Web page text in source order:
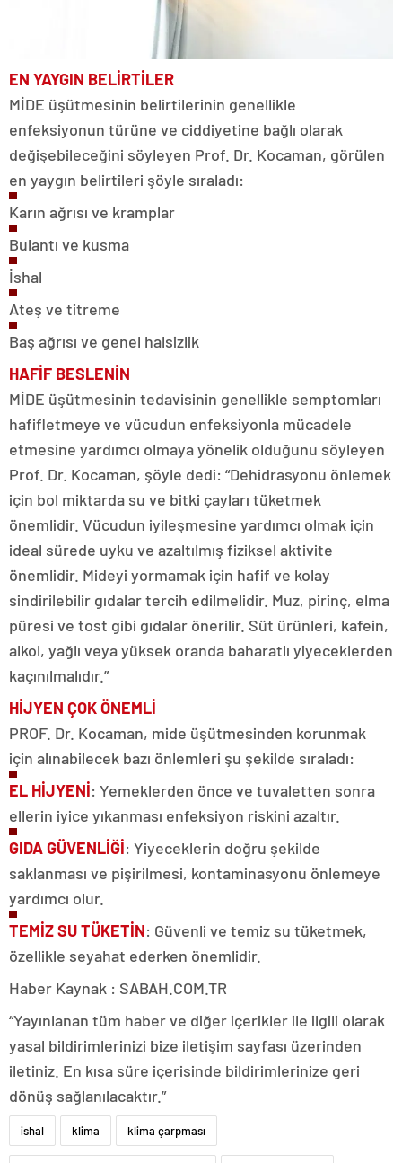
EN YAYGIN BELİRTİLER
MİDE üşütmesinin belirtilerinin genellikle
enfeksiyonun türüne ve ciddiyetine bağlı olarak
değişebileceğini söyleyen Prof. Dr. Kocaman, görülen
en yaygın belirtileri şöyle sıraladı:
Karın ağrısı ve kramplar
Bulantı ve kusma
İshal
Ateş ve titreme
Baş ağrısı ve genel halsizlik
HAFİF BESLENİN
MİDE üşütmesinin tedavisinin genellikle semptomları
hafifletmeye ve vücudun enfeksiyonla mücadele
etmesine yardımcı olmaya yönelik olduğunu söyleyen
Prof. Dr. Kocaman, şöyle dedi: “Dehidrasyonu önlemek
için bol miktarda su ve bitki çayları tüketmek
önemlidir. Vücudun iyileşmesine yardımcı olmak için
ideal sürede uyku ve azaltılmış fiziksel aktivite
önemlidir. Mideyi yormamak için hafif ve kolay
sindirilebilir gıdalar tercih edilmelidir. Muz, pirinç, elma
püresi ve tost gibi gıdalar önerilir. Süt ürünleri, kafein,
alkol, yağlı veya yüksek oranda baharatlı yiyeceklerden
kaçınılmalıdır.”
HİJYEN ÇOK ÖNEMLİ
PROF. Dr. Kocaman, mide üşütmesinden korunmak
için alınabilecek bazı önlemleri şu şekilde sıraladı:
EL HİJYENİ: Yemeklerden önce ve tuvaletten sonra
ellerin iyice yıkanması enfeksiyon riskini azaltır.
GIDAGÜVENLİĞİ: Yiyeceklerin doğru şekilde
saklanması ve pişirilmesi, kontaminasyonu önlemeye
yardımcı olur.
TEMİZ SU TÜKETİN: Güvenli ve temiz su tüketmek,
özellikle seyahat ederken önemlidir.
Haber Kaynak : SABAH.COM.TR
“Yayınlanan tüm haber ve diğer içerikler ile ilgili olarak
yasal bildirimlerinizi bize iletişim sayfası üzerinden
iletiniz. En kısa süre içerisinde bildirimlerinize geri
dönüş sağlanılacaktır.”
ishal klima klima çarpması